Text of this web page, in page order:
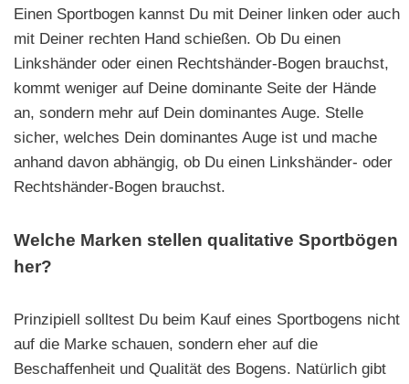
Einen Sportbogen kannst Du mit Deiner linken oder auch
mit Deiner rechten Hand schießen. Ob Du einen
Linkshänder oder einen Rechtshänder-Bogen brauchst,
kommt weniger auf Deine dominante Seite der Hände
an, sondern mehr auf Dein dominantes Auge. Stelle
sicher, welches Dein dominantes Auge ist und mache
anhand davon abhängig, ob Du einen Linkshänder- oder
Rechtshänder-Bogen brauchst.
Welche Marken stellen qualitative Sportbögen
her?
Prinzipiell solltest Du beim Kauf eines Sportbogens nicht
auf die Marke schauen, sondern eher auf die
Beschaffenheit und Qualität des Bogens. Natürlich gibt